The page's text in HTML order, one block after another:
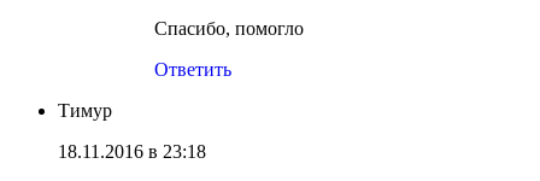
Спасибо, помогло
Ответить
Тимур
18.11.2016 в 23:18